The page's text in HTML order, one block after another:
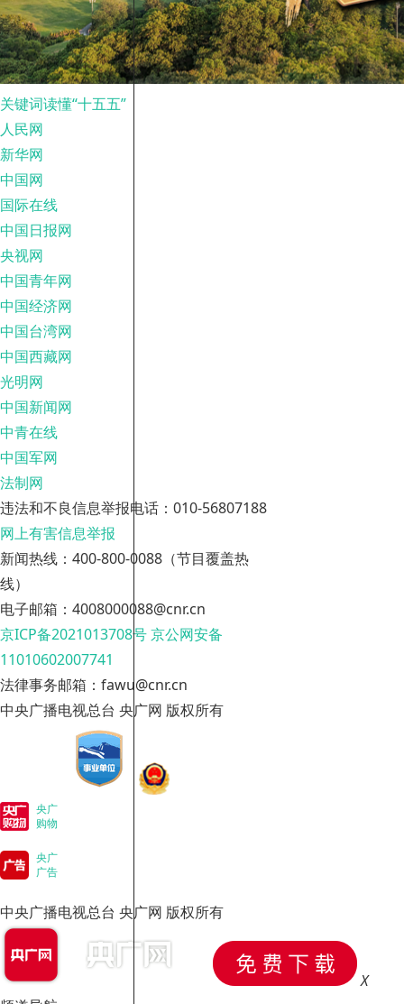
关键词读懂“十五五”
人民网
新华网
中国网
国际在线
中国日报网
央视网
中国青年网
中国经济网
中国台湾网
中国西藏网
光明网
中国新闻网
中青在线
中国军网
法制网
违法和不良信息举报电话：010-56807188
网上有害信息举报
新闻热线：400-800-0088（节目覆盖热
线）
电子邮箱：4008000088@cnr.cn
京ICP备2021013708号京公网安备
11010602007741
法律事务邮箱：fawu@cnr.cn
中央广播电视总台 央广网 版权所有
央广
购物
央广
广告
中央广播电视总台 央广网 版权所有
X